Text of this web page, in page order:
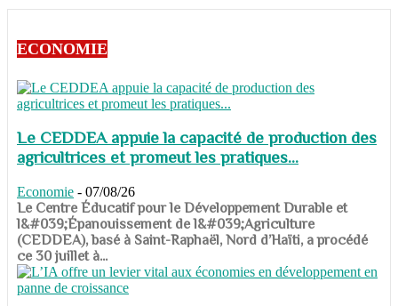
ECONOMIE
Le CEDDEA appuie la capacité de production des
agricultrices et promeut les pratiques...
Economie - 07/08/26
​​​​​​​Le Centre Éducatif pour le Développement Durable et
l&#039;Épanouissement de l&#039;Agriculture
(CEDDEA), basé à Saint-Raphaël, Nord d’Haïti, a procédé
ce 30 juillet à...